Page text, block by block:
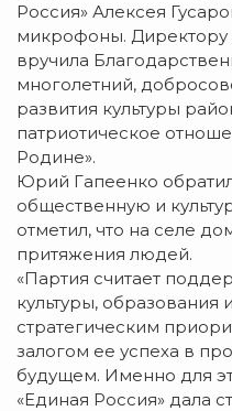
Россия» Алексея
микрофоны.
вручила
многолетний,
развития культуры
патриотическое
Родине».
Юрий Гапеенко
общественную и
отметил, что на селе
притяжения людей.
«Партия считает
культуры,
стратегическим
залогом ее успеха в
будущем. Именно для
«Единая Россия» дала